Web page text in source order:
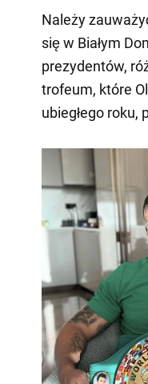
Należy
się w Białym
prezydentów,
trofeum, które
ubiegłego roku,